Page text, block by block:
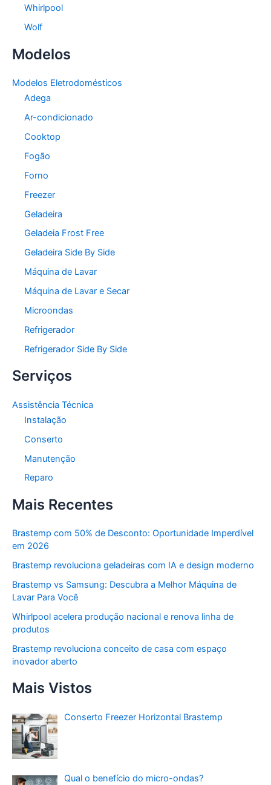
Whirlpool
Wolf
Modelos
Modelos Eletrodomésticos
Adega
Ar-condicionado
Cooktop
Fogão
Forno
Freezer
Geladeira
Geladeia Frost Free
Geladeira Side By Side
Máquina de Lavar
Máquina de Lavar e Secar
Microondas
Refrigerador
Refrigerador Side By Side
Serviços
Assistência Técnica
Instalação
Conserto
Manutenção
Reparo
Mais Recentes
Brastemp com 50% de Desconto: Oportunidade Imperdível
em 2026
Brastemp revoluciona geladeiras com IA e design moderno
Brastemp vs Samsung: Descubra a Melhor Máquina de
Lavar Para Você
Whirlpool acelera produção nacional e renova linha de
produtos
Brastemp revoluciona conceito de casa com espaço
inovador aberto
Mais Vistos
Conserto Freezer Horizontal Brastemp
Qual o benefício do micro-ondas?